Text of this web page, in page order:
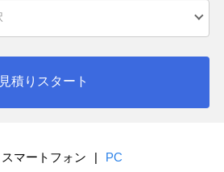
見積りスタート
スマートフォン | PC